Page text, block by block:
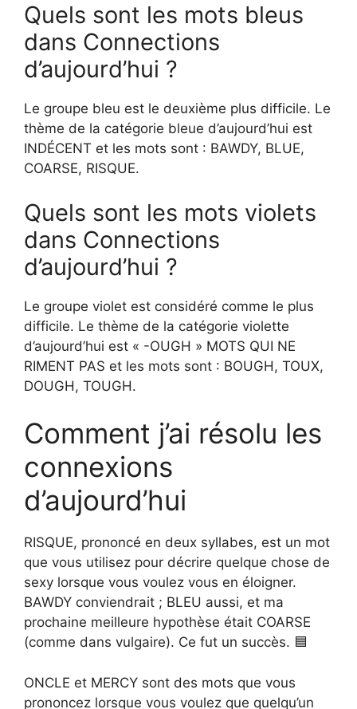
Quels sont les mots bleus
dans Connections
d’aujourd’hui ?
Le groupe bleu est le deuxième plus difficile. Le
thème de la catégorie bleue d’aujourd’hui est
INDÉCENT et les mots sont : BAWDY, BLUE,
COARSE, RISQUE.
Quels sont les mots violets
dans Connections
d’aujourd’hui ?
Le groupe violet est considéré comme le plus
difficile. Le thème de la catégorie violette
d’aujourd’hui est « -OUGH » MOTS QUI NE
RIMENT PAS et les mots sont : BOUGH, TOUX,
DOUGH, TOUGH.
Comment j’ai résolu les
connexions
d’aujourd’hui
RISQUE, prononcé en deux syllabes, est un mot
que vous utilisez pour décrire quelque chose de
sexy lorsque vous voulez vous en éloigner.
BAWDY conviendrait ; BLEU aussi, et ma
prochaine meilleure hypothèse était COARSE
(comme dans vulgaire). Ce fut un succès. 🟦
ONCLE et MERCY sont des mots que vous
prononcez lorsque vous voulez que quelqu’un